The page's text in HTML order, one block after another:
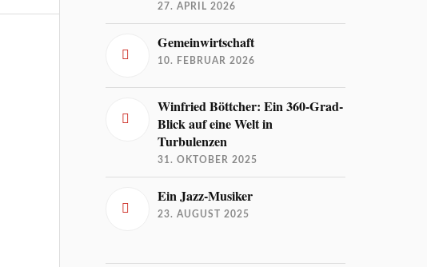
27. APRIL 2026
Gemeinwirtschaft
10. FEBRUAR 2026
Winfried Böttcher: Ein 360-Grad-
Blick auf eine Welt in
Turbulenzen
31. OKTOBER 2025
Ein Jazz-Musiker
23. AUGUST 2025